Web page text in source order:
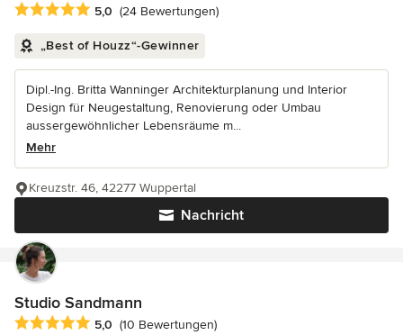
Durchschnittliche Bewertung: 5 von 5 Sternen
5,0 (24 Bewertungen)
„Best of Houzz“-Gewinner
Dipl.-Ing. Britta Wanninger Architekturplanung und Interior
Design für Neugestaltung, Renovierung oder Umbau
aussergewöhnlicher Lebensräume m...
Mehr
Nachricht
Kreuzstr. 46, 42277 Wuppertal
Studio Sandmann
Durchschnittliche Bewertung: 5 von 5 Sternen
5,0 (10 Bewertungen)